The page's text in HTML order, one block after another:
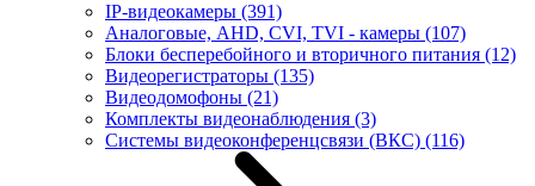
IP-видеокамеры (391)
Аналоговые, AHD, CVI, TVI - камеры (107)
Блоки бесперебойного и вторичного питания (12)
Видеорегистраторы (135)
Видеодомофоны (21)
Комплекты видеонаблюдения (3)
Системы видеоконференцсвязи (ВКС) (116)